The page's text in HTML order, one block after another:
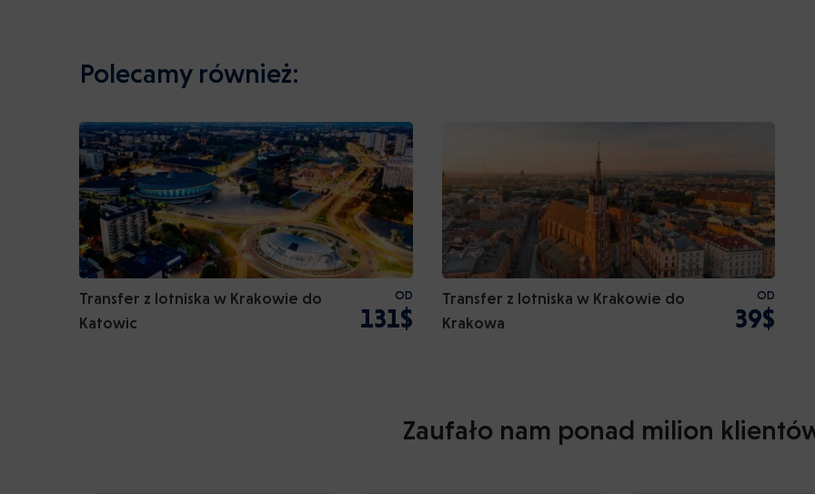
Polecamy również:
Transfer z lotniska w Krakowie do
Katowic
OD
131$
Transfer z lotniska w Krakowie do
Krakowa
OD
39$
Zaufało nam ponad milion